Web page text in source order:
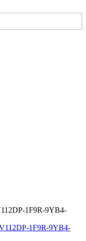
1F9R-9YB4-